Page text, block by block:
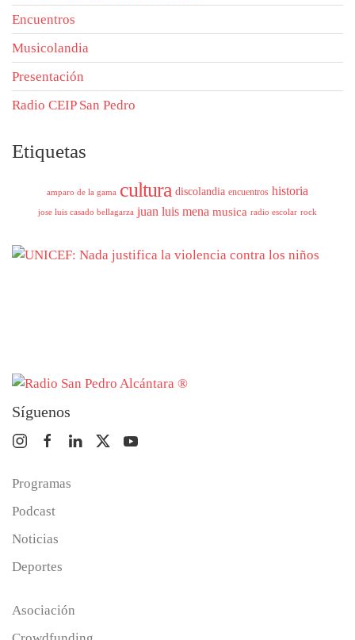
Encuentros
Musicolandia
Presentación
Radio CEIP San Pedro
Etiquetas
amparo de la gama cultura discolandia encuentros historia
jose luis casado bellagarza juan luis mena musica radio escolar rock
Síguenos
Programas
Podcast
Noticias
Deportes
Asociación